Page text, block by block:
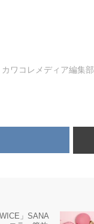
カワコレメディア編集部
」SANA